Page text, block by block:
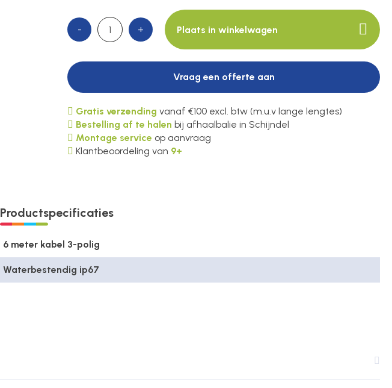
- + Plaats in winkelwagen
Vraag een offerte aan
Gratis verzending vanaf €100 excl. btw (m.u.v lange lengtes)
Bestelling af te halen bij afhaalbalie in Schijndel
Montage service op aanvraag
Klantbeoordeling van 9+
Productspecificaties
6 meter kabel 3-polig
Waterbestendig ip67